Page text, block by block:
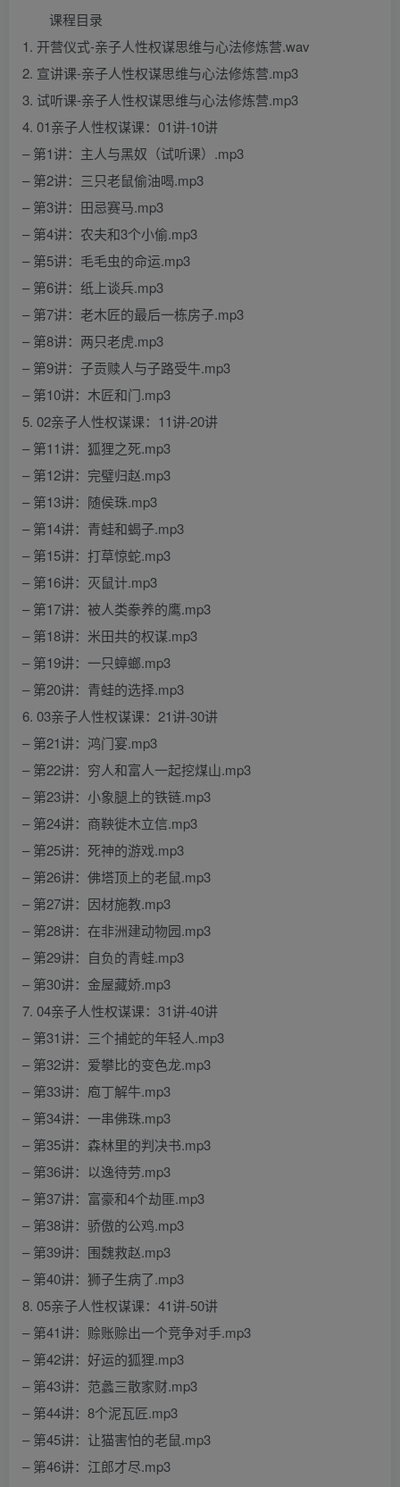
课程目录
1. 开营仪式-亲子人性权谋思维与心法修炼营.wav
2. 宣讲课-亲子人性权谋思维与心法修炼营.mp3
3. 试听课-亲子人性权谋思维与心法修炼营.mp3
4. 01亲子人性权谋课：01讲-10讲
– 第1讲：主人与黑奴（试听课）.mp3
– 第2讲：三只老鼠偷油喝.mp3
– 第3讲：田忌赛马.mp3
– 第4讲：农夫和3个小偷.mp3
– 第5讲：毛毛虫的命运.mp3
– 第6讲：纸上谈兵.mp3
– 第7讲：老木匠的最后一栋房子.mp3
– 第8讲：两只老虎.mp3
– 第9讲：子贡赎人与子路受牛.mp3
– 第10讲：木匠和门.mp3
5. 02亲子人性权谋课：11讲-20讲
– 第11讲：狐狸之死.mp3
– 第12讲：完璧归赵.mp3
– 第13讲：随侯珠.mp3
– 第14讲：青蛙和蝎子.mp3
– 第15讲：打草惊蛇.mp3
– 第16讲：灭鼠计.mp3
– 第17讲：被人类豢养的鹰.mp3
– 第18讲：米田共的权谋.mp3
– 第19讲：一只蟑螂.mp3
– 第20讲：青蛙的选择.mp3
6. 03亲子人性权谋课：21讲-30讲
– 第21讲：鸿门宴.mp3
– 第22讲：穷人和富人一起挖煤山.mp3
– 第23讲：小象腿上的铁链.mp3
– 第24讲：商鞅徙木立信.mp3
– 第25讲：死神的游戏.mp3
– 第26讲：佛塔顶上的老鼠.mp3
– 第27讲：因材施教.mp3
– 第28讲：在非洲建动物园.mp3
– 第29讲：自负的青蛙.mp3
– 第30讲：金屋藏娇.mp3
7. 04亲子人性权谋课：31讲-40讲
– 第31讲：三个捕蛇的年轻人.mp3
– 第32讲：爱攀比的变色龙.mp3
– 第33讲：庖丁解牛.mp3
– 第34讲：一串佛珠.mp3
– 第35讲：森林里的判决书.mp3
– 第36讲：以逸待劳.mp3
– 第37讲：富豪和4个劫匪.mp3
– 第38讲：骄傲的公鸡.mp3
– 第39讲：围魏救赵.mp3
– 第40讲：狮子生病了.mp3
8. 05亲子人性权谋课：41讲-50讲
– 第41讲：赊账赊出一个竞争对手.mp3
– 第42讲：好运的狐狸.mp3
– 第43讲：范蠡三散家财.mp3
– 第44讲：8个泥瓦匠.mp3
– 第45讲：让猫害怕的老鼠.mp3
– 第46讲：江郎才尽.mp3